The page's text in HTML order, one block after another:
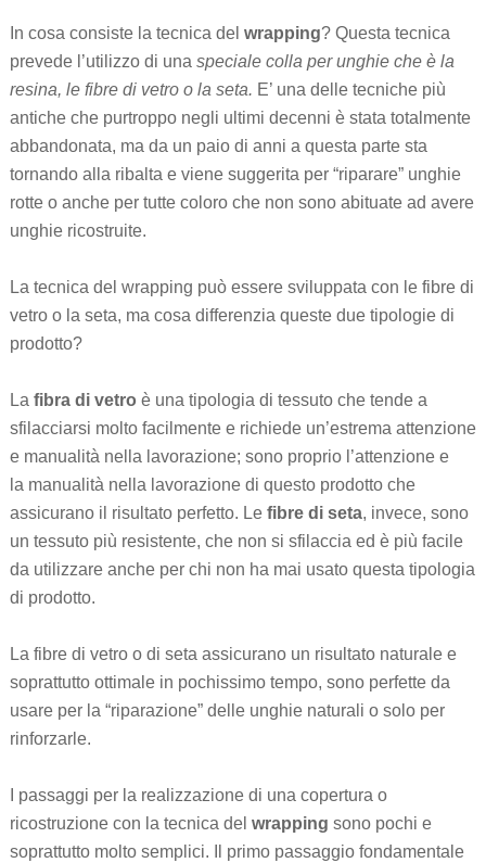
In cosa consiste la tecnica del wrapping? Questa tecnica
prevede l’utilizzo di una speciale colla per unghie che è la
resina, le fibre di vetro o la seta. E’ una delle tecniche più
antiche che purtroppo negli ultimi decenni è stata totalmente
abbandonata, ma da un paio di anni a questa parte sta
tornando alla ribalta e viene suggerita per “riparare” unghie
rotte o anche per tutte coloro che non sono abituate ad avere
unghie ricostruite.
La tecnica del wrapping può essere sviluppata con le fibre di
vetro o la seta, ma cosa differenzia queste due tipologie di
prodotto?
La fibra di vetro è una tipologia di tessuto che tende a
sfilacciarsi molto facilmente e richiede un’estrema attenzione
e manualità nella lavorazione; sono proprio l’attenzione e
la manualità nella lavorazione di questo prodotto che
assicurano il risultato perfetto. Le fibre di seta, invece, sono
un tessuto più resistente, che non si sfilaccia ed è più facile
da utilizzare anche per chi non ha mai usato questa tipologia
di prodotto.
La fibre di vetro o di seta assicurano un risultato naturale e
soprattutto ottimale in pochissimo tempo, sono perfette da
usare per la “riparazione” delle unghie naturali o solo per
rinforzarle.
I passaggi per la realizzazione di una copertura o
ricostruzione con la tecnica del wrapping sono pochi e
soprattutto molto semplici. Il primo passaggio fondamentale